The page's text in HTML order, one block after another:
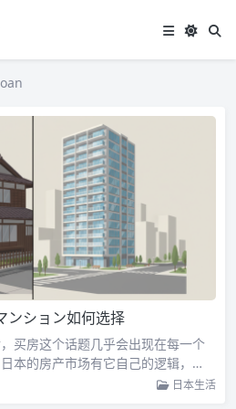
ンション如何选择
买房这个话题几乎会出现在每一个
本的房产市场有它自己的逻辑，…
日本生活